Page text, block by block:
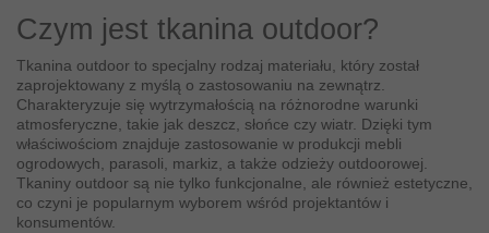
Czym jest tkanina outdoor?
Tkanina outdoor to specjalny rodzaj materiału, który został
zaprojektowany z myślą o zastosowaniu na zewnątrz.
Charakteryzuje się wytrzymałością na różnorodne warunki
atmosferyczne, takie jak deszcz, słońce czy wiatr. Dzięki tym
właściwościom znajduje zastosowanie w produkcji mebli
ogrodowych, parasoli, markiz, a także odzieży outdoorowej.
Tkaniny outdoor są nie tylko funkcjonalne, ale również estetyczne,
co czyni je popularnym wyborem wśród projektantów i
konsumentów.